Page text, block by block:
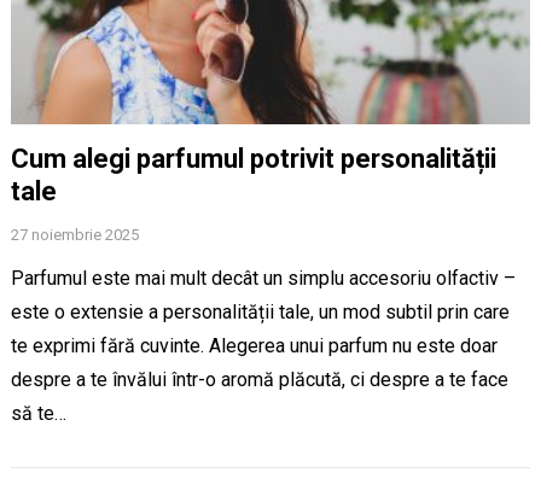
Cum alegi parfumul potrivit personalității
tale
27 noiembrie 2025
Parfumul este mai mult decât un simplu accesoriu olfactiv –
este o extensie a personalității tale, un mod subtil prin care
te exprimi fără cuvinte. Alegerea unui parfum nu este doar
despre a te învălui într-o aromă plăcută, ci despre a te face
să te…